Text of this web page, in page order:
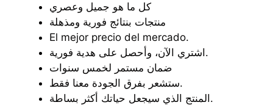
كل ما هو جميل وعصري
منتجات بنتائج فورية ومذهلة
El mejor precio del mercado.
اشتري الآن، وأحصل على هدية فورية.
ضمان مستمر لخمس سنوات
ستشعر بفرق الجودة معنا فقط.
المنتج الذي سيجعل حياتك أكثر بساطة.